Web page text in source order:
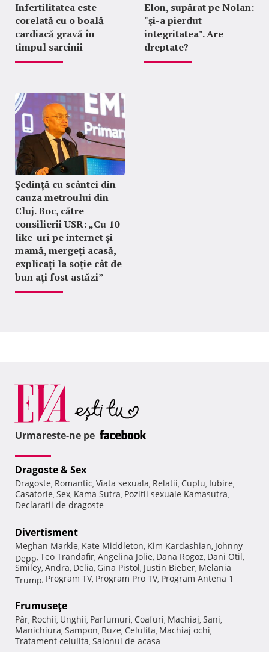
Infertilitatea este
corelată cu o boală
cardiacă gravă în
timpul sarcinii
Elon, supărat pe Nolan:
"şi-a pierdut
integritatea". Are
dreptate?
Ședință cu scântei din
cauza metroului din
Cluj. Boc, către
consilierii USR: „Cu 10
like-uri pe internet și
mamă, mergeți acasă,
explicați la soție cât de
bun ați fost astăzi”
Urmareste-ne pe
Dragoste & Sex
Dragoste, Romantic, Viata sexuala, Relatii, Cuplu, Iubire,
Casatorie, Sex, Kama Sutra, Pozitii sexuale Kamasutra,
Declaratii de dragoste
Divertisment
Meghan Markle, Kate Middleton, Kim Kardashian, Johnny
Depp, Teo Trandafir, Angelina Jolie, Dana Rogoz, Dani Otil,
Smiley, Andra, Delia, Gina Pistol, Justin Bieber, Melania
Trump, Program TV, Program Pro TV, Program Antena 1
Frumuseţe
Păr, Rochii, Unghii, Parfumuri, Coafuri, Machiaj, Sani,
Manichiura, Sampon, Buze, Celulita, Machiaj ochi,
Tratament celulita, Salonul de acasa